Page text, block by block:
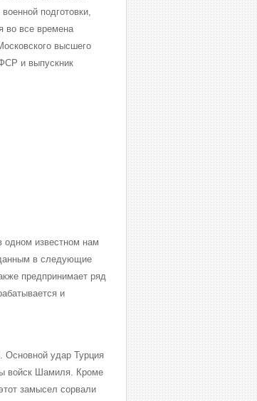
подготовки,
во все времена
высшего
и выпускник
одном известном нам
в следующие
предпринимает ряд
и
Основной удар Турция
войск Шамиля. Кроме
замысел сорвали